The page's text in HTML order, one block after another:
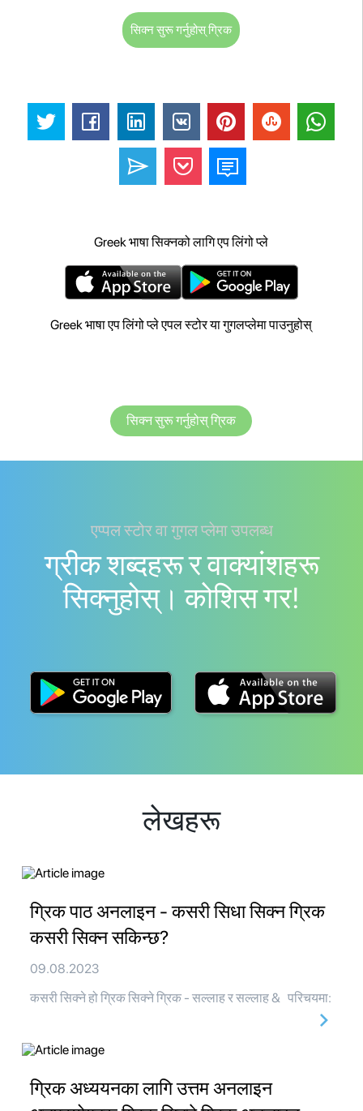
सिक्न सुरू गर्नुहोस् ग्रिक
Greek भाषा सिक्नको लागि एप लिंगो प्ले
Greek भाषा एप लिंगो प्ले एपल स्टोर या गुगलप्लेमा पाउनुहोस्
सिक्न सुरू गर्नुहोस् ग्रिक
एप्पल स्टोर वा गुगल प्लेमा उपलब्ध
ग्रीक शब्दहरू र वाक्यांशहरू
सिक्नुहोस्। काेशिस गर!
लेखहरू
ग्रिक पाठ अनलाइन - कसरी सिधा सिक्न ग्रिक
कसरी सिक्न सकिन्छ?
09.08.2023
कसरी सिक्ने हो ग्रिक सिक्ने ग्रिक - सल्लाह र सल्लाह & परिचयमा:
ग्रिक अध्ययनका लागि उत्तम अनलाइन